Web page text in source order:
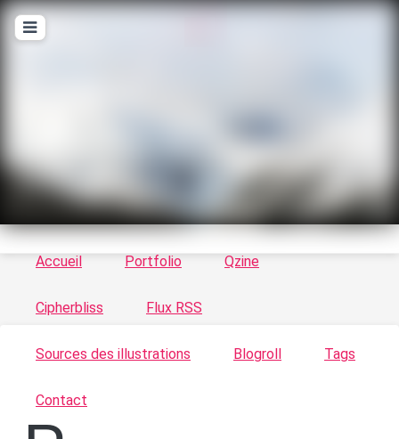
Le vortex à chats - Illustrations, trucs en tout
genre par Tykayn
Accueil Portfolio Qzine
Cipherbliss Flux RSS
Sources des illustrations Blogroll Tags
Contact